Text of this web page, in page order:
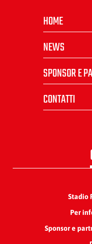
HOME
NEWS
SPONSOR E
CONTATTI
Stadio
Per
Sponsor e